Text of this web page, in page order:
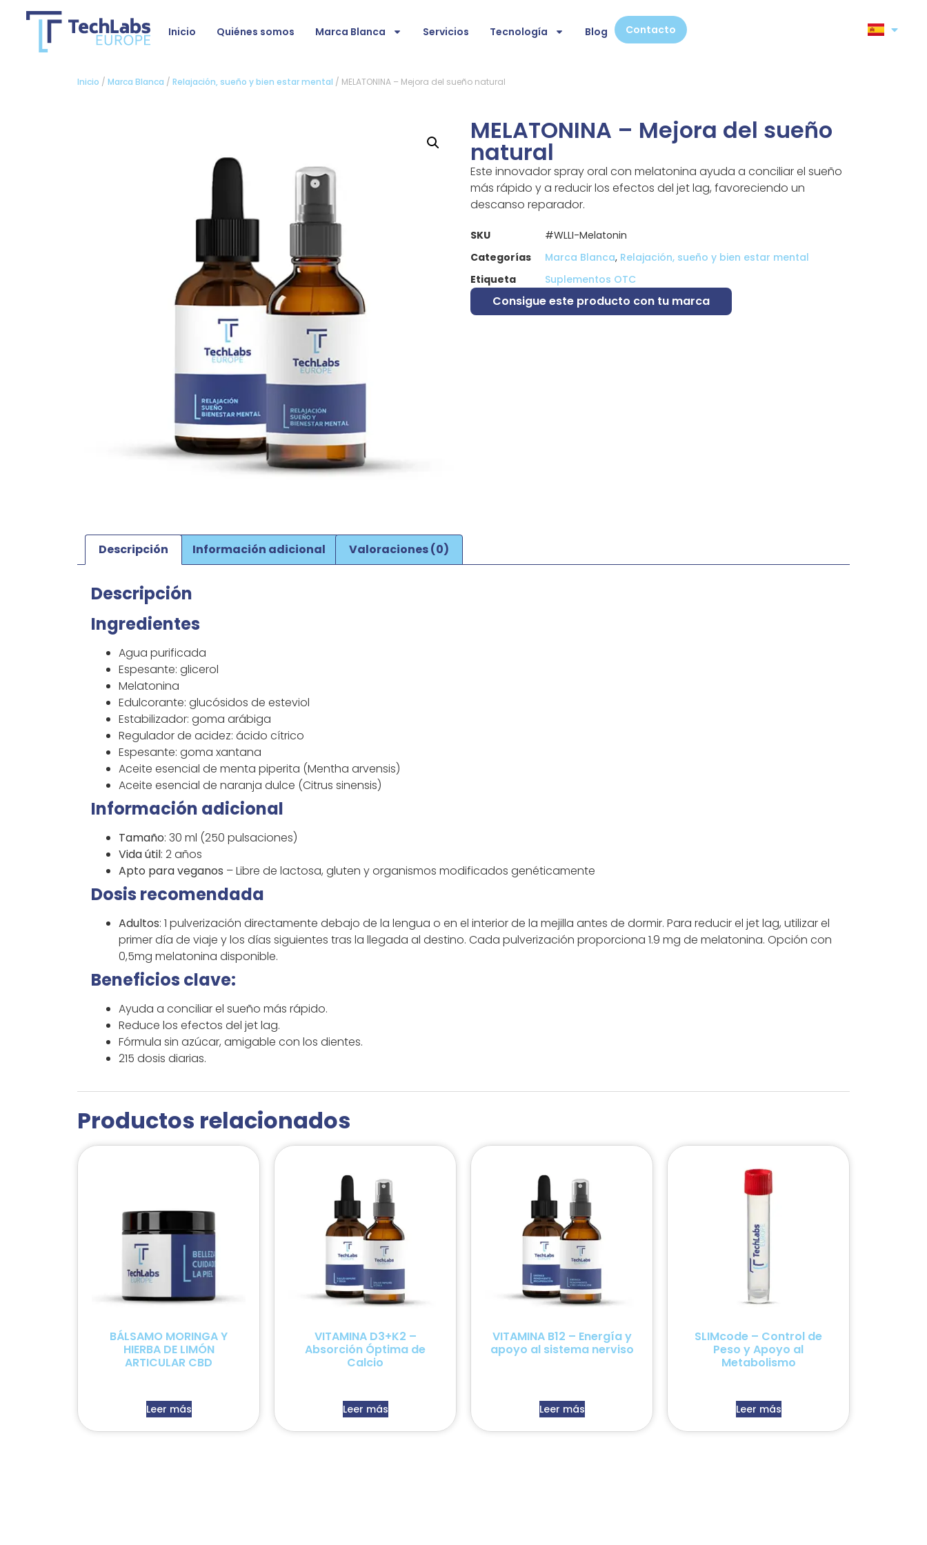
Inicio Quiénes somos Marca Blanca Servicios Tecnología Blog Contacto
Inicio / Marca Blanca / Relajación, sueño y bien estar mental / MELATONINA – Mejora del sueño natural
MELATONINA – Mejora del sueño
natural
Este innovador spray oral con melatonina ayuda a conciliar el sueño
más rápido y a reducir los efectos del jet lag, favoreciendo un
descanso reparador.
SKU
#WLLI-Melatonin
Categorías
Marca Blanca, Relajación, sueño y bien estar mental
Etiqueta
Suplementos OTC
Consigue este producto con tu marca
Descripción Información adicional Valoraciones (0)
Descripción
Ingredientes
Agua purificada
Espesante: glicerol
Melatonina
Edulcorante: glucósidos de esteviol
Estabilizador: goma arábiga
Regulador de acidez: ácido cítrico
Espesante: goma xantana
Aceite esencial de menta piperita (Mentha arvensis)
Aceite esencial de naranja dulce (Citrus sinensis)
Información adicional
Tamaño: 30 ml (250 pulsaciones)
Vida útil: 2 años
Apto para veganos – Libre de lactosa, gluten y organismos modificados genéticamente
Dosis recomendada
Adultos: 1 pulverización directamente debajo de la lengua o en el interior de la mejilla antes de dormir. Para reducir el jet lag, utilizar el
primer día de viaje y los días siguientes tras la llegada al destino. Cada pulverización proporciona 1.9 mg de melatonina. Opción con
0,5mg melatonina disponible.
Beneficios clave:
Ayuda a conciliar el sueño más rápido.
Reduce los efectos del jet lag.
Fórmula sin azúcar, amigable con los dientes.
215 dosis diarias.
Productos relacionados
BÁLSAMO MORINGA Y
HIERBA DE LIMÓN
ARTICULAR CBD
Leer más
VITAMINA D3+K2 –
Absorción Óptima de
Calcio
Leer más
VITAMINA B12 – Energía y
apoyo al sistema nerviso
Leer más
SLIMcode – Control de
Peso y Apoyo al
Metabolismo
Leer más